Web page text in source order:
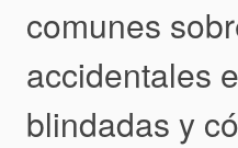
comunes
accidentales
blindadas y